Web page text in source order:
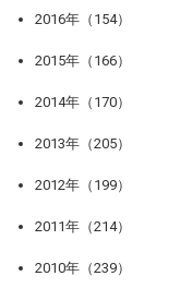
2016年（154）
2015年（166）
2014年（170）
2013年（205）
2012年（199）
2011年（214）
2010年（239）